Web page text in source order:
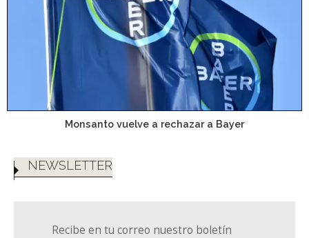
Monsanto vuelve a rechazar a Bayer
NEWSLETTER
Recibe en tu correo nuestro boletín